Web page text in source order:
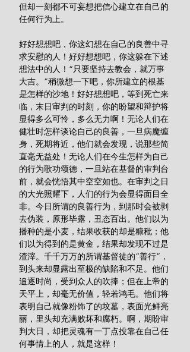
但却一刻都不可妄想把信心建立在自己的
任何行为上。
好好想想吧，你这幻想在自己的良善中寻
求安慰的人！好好想想吧，你这躲在下述
想法中的人！“只要坚持去教会，就万事
大吉。”稍微想一下吧，你所建立的根基
是怎样的沙地！好好想想吧，等到死亡来
临，末日审判的时刻，你的盼望和辩护将
显得多么可怜，多么无力啊！无论人们在
健壮时怎样谈论自己的良善，一旦病魔缠
身，死期将近，他们就会发现，说那些简
直毫无益处！无论人们在今生怎样为自己
的行为歌功颂德，一旦站在基督的审判台
前，就会恍悟其中空空如也。在审判之日
的大光照耀下，人们的行为会显得面目全
非。今日所谓的良善行为，到那时会被剥
去伪装，原形毕露，丑态百出。他们以为
播种的是小麦，结果收获的却是糠秕；他
们以为得到的是黄金，结果却发现不过是
渣滓。千千万万的所谓基督徒的“善行”，
到头来却显露出至极的缺陷和不足。他们
追逐时尚，受到众人的吹捧；但在上帝的
天平上，却毫无价值，轻若鸿毛。他们将
表明自己就像粉饰了的坟墓，表面光鲜亮
丽，里头却充满败坏和腐朽。啊，期盼审
判大日，却把灵魂有一丁点投靠在自己任
何事情上的人，就是这样！